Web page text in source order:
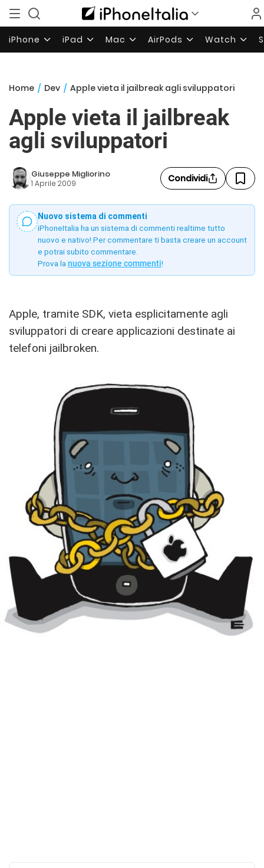
iPhone iPad Mac AirPods Watch
Home / Dev / Apple vieta il jailbreak agli sviluppatori
Apple vieta il jailbreak
agli sviluppatori
Giuseppe Migliorino
1 Aprile 2009 Condividi
Nuovo sistema di commenti
iPhoneItalia ha un sistema di commenti realtime tutto
nuovo e nativo! Per commentare ti basta creare un account
e potrai subito commentare.
Prova la nuova sezione commenti!
Apple, tramite SDK, vieta esplicitamente agli
sviluppatori di creare applicazioni destinate ai
telefoni jailbroken.